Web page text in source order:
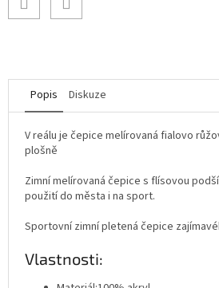
Popis Diskuze
V reálu je čepice melírovaná fialovo
plošně
Zimní melírovaná čepice s flísovou
použití do města i na sport.
Sportovní zimní pletená čepice
Vlastnosti: